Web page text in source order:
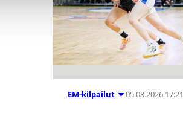
EM-kilpailut 05.08.2026 17:21